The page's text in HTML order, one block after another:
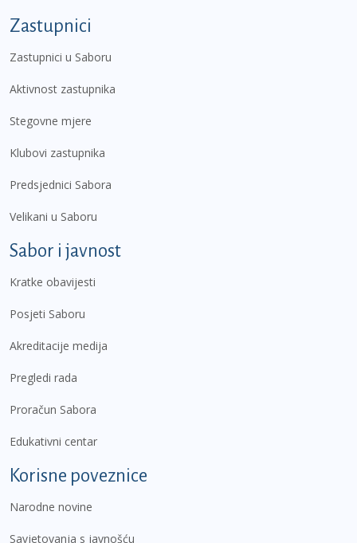
Zastupnici
Zastupnici u Saboru
Aktivnost zastupnika
Stegovne mjere
Klubovi zastupnika
Predsjednici Sabora
Velikani u Saboru
Sabor i javnost
Kratke obavijesti
Posjeti Saboru
Akreditacije medija
Pregledi rada
Proračun Sabora
Edukativni centar
Korisne poveznice
Narodne novine
Savjetovanja s javnošću